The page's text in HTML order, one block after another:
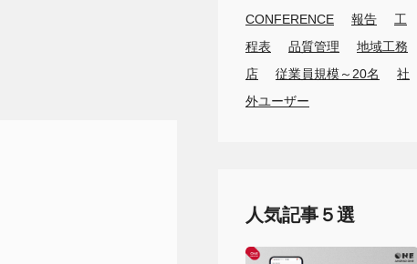
CONFERENCE
報告
工
程表
品質管理
地域工務
店
従業員規模～20名
社
外ユーザー
人気記事５選